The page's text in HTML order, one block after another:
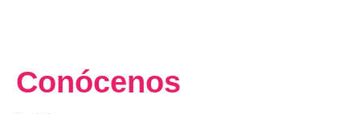
Conócenos